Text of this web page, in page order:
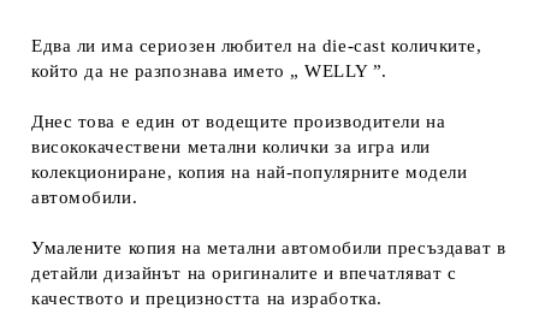
Едва ли има сериозен любител на die-cast количките,
който да не разпознава името „ WELLY ”.
Днес това е един от водещите производители на
висококачествени метални колички за игра или
колекциониране, копия на най-популярните модели
автомобили.
Умалените копия на метални автомобили пресъздават в
детайли дизайнът на оригиналите и впечатляват с
качеството и прецизността на изработка.